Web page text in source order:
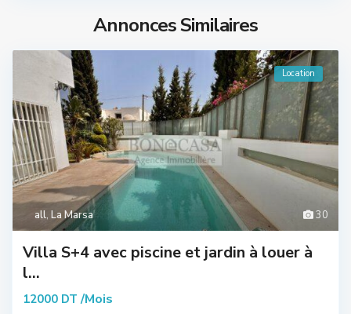
Annonces Similaires
30
all, La Marsa
Location
Villa S+4 avec piscine et jardin à louer à
l...
12000 DT /Mois